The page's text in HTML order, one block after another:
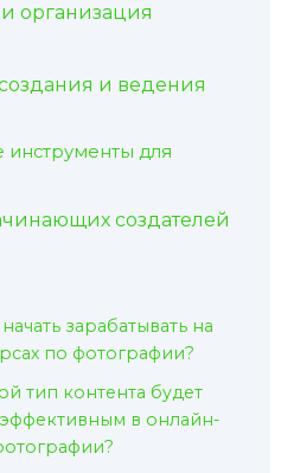
организация
и ведения
инструменты для
создателей
зарабатывать на
по фотографии?
тип контента будет
в онлайн-